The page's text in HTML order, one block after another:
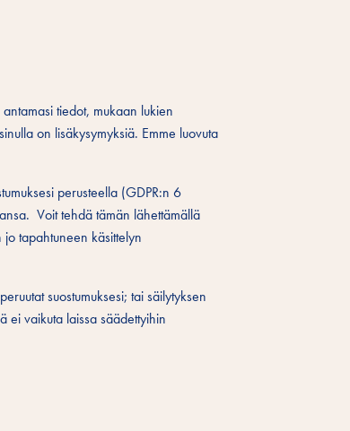
tiedot, mukaan lukien
on lisäkysymyksiä. Emme luovuta
perusteella (GDPR:n 6
Voit tehdä tämän lähettämällä
jo tapahtuneen käsittelyn
suostumuksesi; tai säilytyksen
ei vaikuta laissa säädettyihin